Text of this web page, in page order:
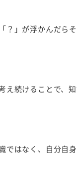
？」が浮かんだら
え続けることで、
ではなく、自分自